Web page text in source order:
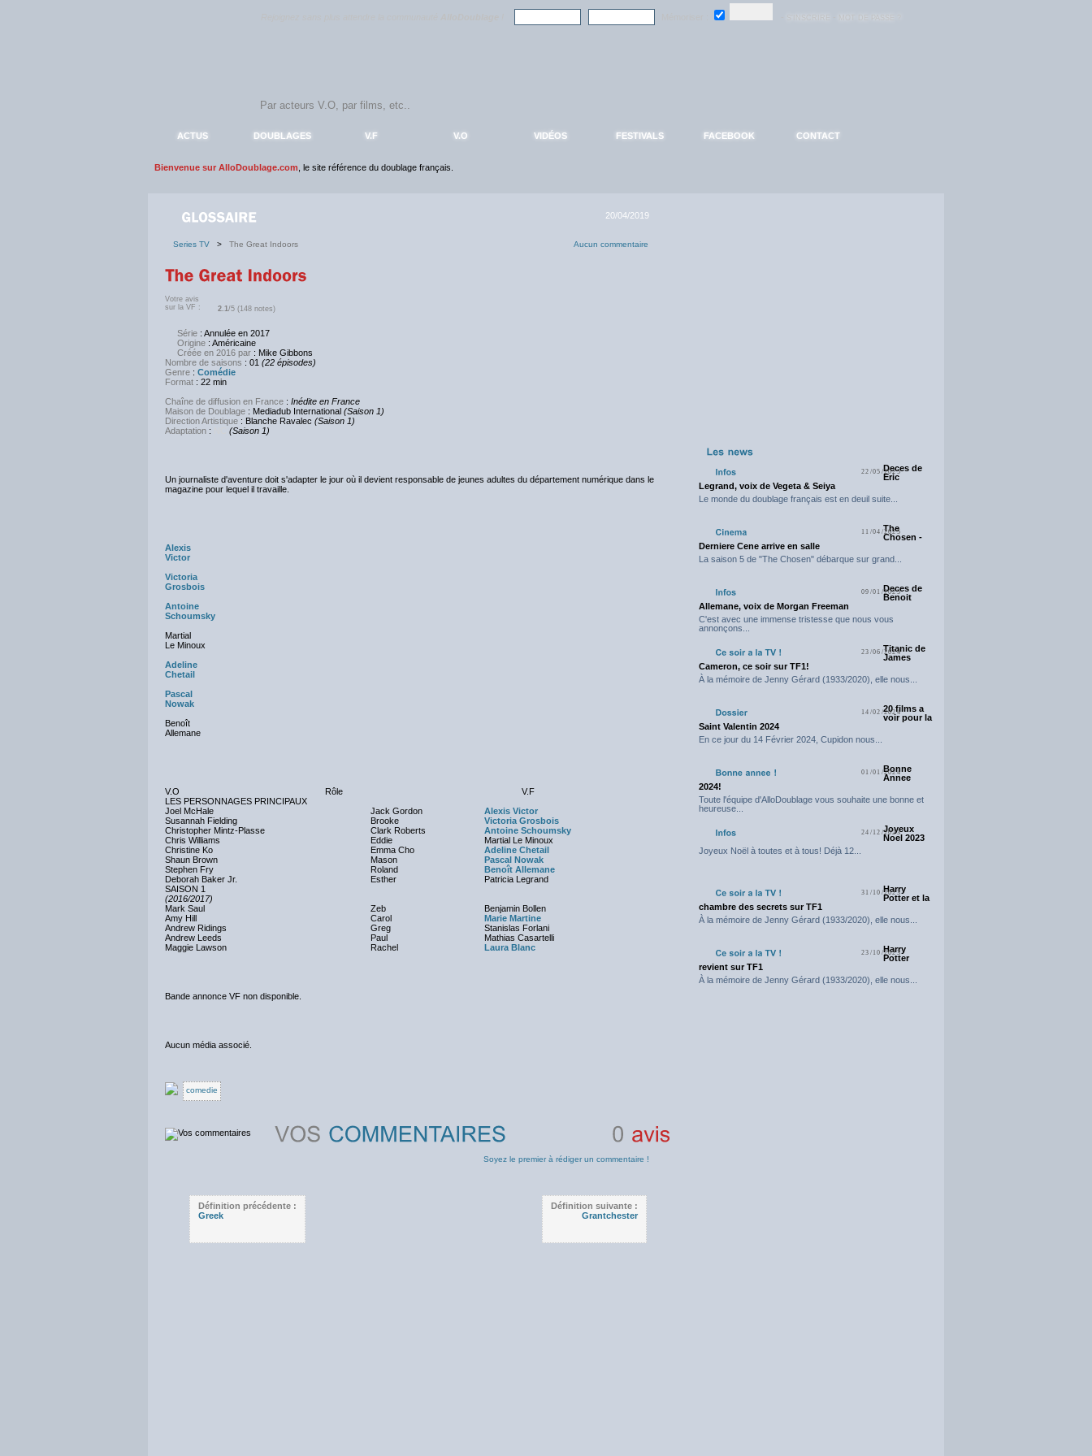
ACTUS DOUBLAGES V.F V.O VIDÉOS FESTIVALS FACEBOOK CONTACT
Bienvenue sur AlloDoublage.com , le site référence du doublage français.
20/04/2019
Series TV > The Great Indoors Aucun commentaire
Votre avis
sur la VF :
2.1/5 (148 notes)
Série : Annulée en 2017
Origine : Américaine
Créée en 2016 par : Mike Gibbons
Nombre de saisons : 01 (22 épisodes)
Genre : Comédie
Format : 22 min
Chaîne de diffusion en France : Inédite en France
Maison de Doublage : Mediadub International (Saison 1)
Direction Artistique : Blanche Ravalec (Saison 1)
Adaptation : (Saison 1)
Un journaliste d'aventure doit s'adapter le jour où il devient responsable de jeunes adultes du département numérique dans le
magazine pour lequel il travaille.
Alexis
Victor
Victoria
Grosbois
Antoine
Schoumsky
Martial
Le Minoux
Adeline
Chetail
Pascal
Nowak
Benoît
Allemane
V.O Rôle
V.F
LES PERSONNAGES PRINCIPAUX
Joel McHale
Jack Gordon
Alexis Victor
Susannah Fielding
Brooke
Victoria Grosbois
Christopher Mintz-Plasse
Clark Roberts
Antoine Schoumsky
Chris Williams
Eddie
Martial Le Minoux
Christine Ko
Emma Cho
Adeline Chetail
Shaun Brown
Mason
Pascal Nowak
Stephen Fry
Roland
Benoît Allemane
Deborah Baker Jr.
Esther
Patricia Legrand
SAISON 1
(2016/2017)
Mark Saul
Zeb
Benjamin Bollen
Amy Hill
Carol
Marie Martine
Andrew Ridings
Greg
Stanislas Forlani
Andrew Leeds
Paul
Mathias Casartelli
Maggie Lawson
Rachel Laura Blanc
Bande annonce VF non disponible.
Aucun média associé.
comedie
Soyez le premier à rédiger un commentaire !
Définition précédente :
Greek
Définition suivante :
Grantchester
22/05/2025Deces de
Eric
Legrand, voix de Vegeta & Seiya
Le monde du doublage français est en deuil suite...
11/04/2025
The
Chosen -
Derniere Cene arrive en salle
La saison 5 de "The Chosen" débarque sur grand...
09/01/2025Deces de
Benoit
Allemane, voix de Morgan Freeman
C'est avec une immense tristesse que nous vous
annonçons...
23/06/2024Titanic de
James
Cameron, ce soir sur TF1!
À la mémoire de Jenny Gérard (1933/2020), elle nous...
14/02/202420 films a
voir pour la
Saint Valentin 2024
En ce jour du 14 Février 2024, Cupidon nous...
01/01/2024
Bonne
Annee
2024!
Toute l'équipe d'AlloDoublage vous souhaite une bonne et
heureuse...
24/12/2023
Joyeux
Noel 2023
Joyeux Noël à toutes et à tous! Déjà 12...
31/10/2023
Harry
Potter et la
chambre des secrets sur TF1
À la mémoire de Jenny Gérard (1933/2020), elle nous...
23/10/2023
Harry
Potter
revient sur TF1
À la mémoire de Jenny Gérard (1933/2020), elle nous...